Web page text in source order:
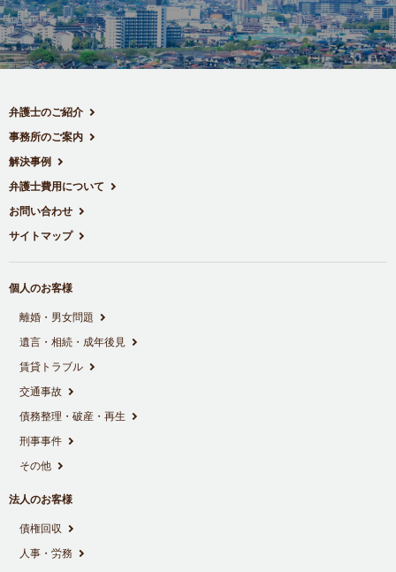
弁護士のご紹介
事務所のご案内
解決事例
弁護士費用について
お問い合わせ
サイトマップ
個人のお客様
離婚・男女問題
遺言・相続・成年後見
賃貸トラブル
交通事故
債務整理・破産・再生
刑事事件
その他
法人のお客様
債権回収
人事・労務